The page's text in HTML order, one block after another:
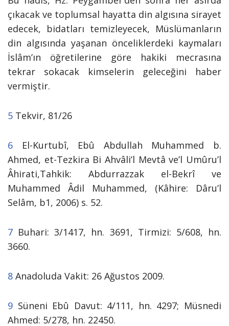
çıkacak ve toplumsal hayatta din algısına sirayet
edecek, bidatları temizleyecek, Müslümanların
din algısında yaşanan önceliklerdeki kaymaları
İslâm’ın öğretilerine göre hakiki mecrasına
tekrar sokacak kimselerin geleceğini haber
vermiştir.
5 Tekvir, 81/26
6 El-Kurtubî, Ebû Abdullah Muhammed b.
Ahmed, et-Tezkira Bi Ahvâli’l Mevtâ ve’l Umûru’l
Âhirati,Tahkik: Abdurrazzak el-Bekrî ve
Muhammed Âdil Muhammed, (Kâhire: Dâru’l
Selâm, b1, 2006) s. 52.
7 Buhari: 3/1417, hn. 3691, Tirmizi: 5/608, hn.
3660.
8 Anadoluda Vakit: 26 Ağustos 2009.
9 Süneni Ebû Davut: 4/111, hn. 4297; Müsnedi
Ahmed: 5/278, hn. 22450.